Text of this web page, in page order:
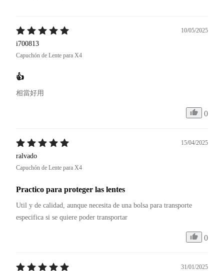
10/05/2025
i700813
Capuchón de Lente para X4
👍
相當好用
0
15/04/2025
ralvado
Capuchón de Lente para X4
Practico para proteger las lentes
Util y de calidad, aunque necesita de una bolsa para transporte
especifica si se quiere poder transportar
0
31/01/2025